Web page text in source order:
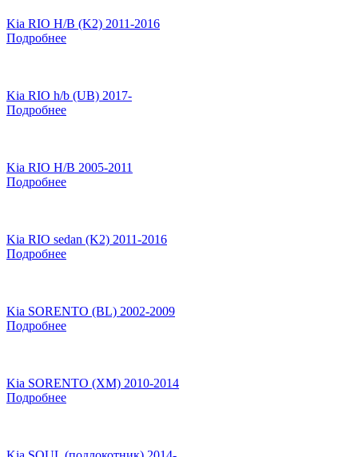
Kia RIO H/B (K2) 2011-2016
Подробнее
Kia RIO h/b (UB) 2017-
Подробнее
Kia RIO H/B 2005-2011
Подробнее
Kia RIO sedan (K2) 2011-2016
Подробнее
Kia SORENTO (BL) 2002-2009
Подробнее
Kia SORENTO (XM) 2010-2014
Подробнее